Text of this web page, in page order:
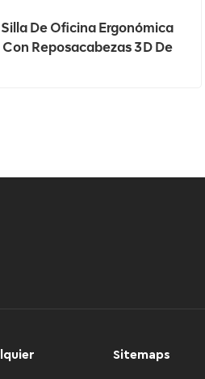
Silla De Oficina Ergonómica
Con Reposacabezas 3D De
Sitemaps